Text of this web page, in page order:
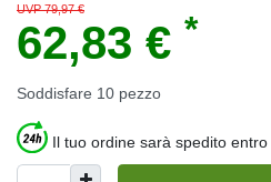
UVP 79,97 €
62,83 € *
Soddisfare 10 pezzo
Il tuo ordine sarà spedito